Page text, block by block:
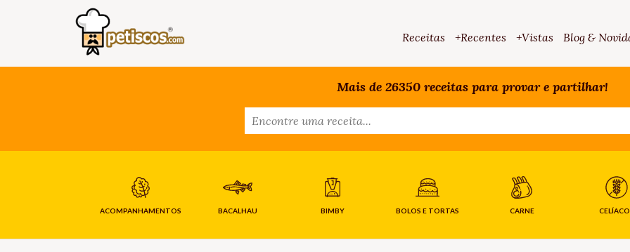
Receitas +Recentes +Vistas Blog &
Mais de 26350 receitas para provar e partilhar!
ACOMPANHAMENTOS BACALHAU BIMBY BOLOS E TORTAS CARNE